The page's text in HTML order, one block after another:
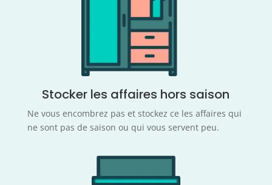
Stocker les affaires hors saison
Ne vous encombrez pas et stockez ce les affaires qui
ne sont pas de saison ou qui vous servent peu.